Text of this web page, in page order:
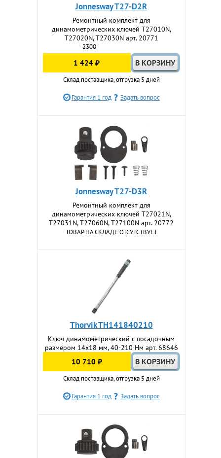
Jonnesway T27-D2R
Ремонтный комплект для
динамометрических ключей T27010N,
T27020N, T27030N арт. 20771
2300
1 424 ₽
Склад поставщика, отгрузка 5 дней
Гарантия 1 год Задать вопрос
Jonnesway T27-D3R
Ремонтный комплект для
динамометрических ключей T27021N,
T27031N, T27060N, T27100N арт. 20772
ТОВАР НА СКЛАДЕ ОТСУТСТВУЕТ
Thorvik TH141840210
Ключ динамометрический с посадочным
размером 14х18 мм, 40-210 Нм арт. 68646
10 710 ₽
Склад поставщика, отгрузка 5 дней
Гарантия 1 год Задать вопрос